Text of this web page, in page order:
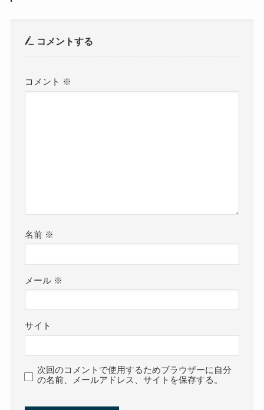
コメントする
コメント ※
名前 ※
メール ※
サイト
次回のコメントで使用するためブラウザーに自分
の名前、メールアドレス、サイトを保存する。